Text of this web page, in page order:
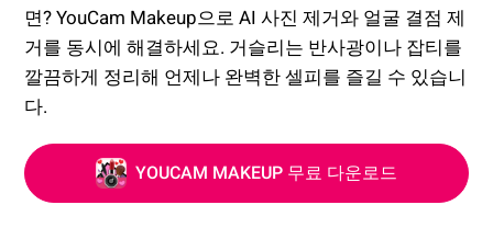
면? YouCam Makeup으로 AI 사진 제거와 얼굴 결점 제
거를 동시에 해결하세요. 거슬리는 반사광이나 잡티를
깔끔하게 정리해 언제나 완벽한 셀피를 즐길 수 있습니
다.
YOUCAM MAKEUP 무료 다운로드